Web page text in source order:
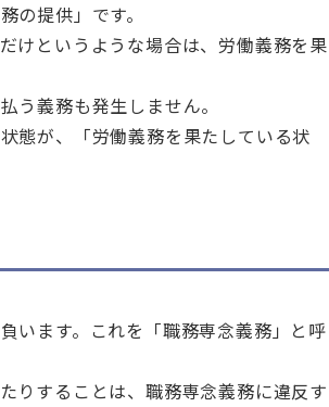
の提供」です。
けというような場合は、労働義務を果
う義務も発生しません。
態が、「労働義務を果たしている状
います。これを「職務専念義務」と呼
りすることは、職務専念義務に違反す